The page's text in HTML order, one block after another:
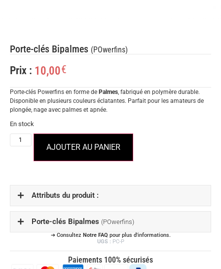
Porte-clés Bipalmes (POwerfins)
Prix : 10,00€
Porte-clés Powerfins en forme de Palmes , fabriqué en polymère durable.
Disponible en plusieurs couleurs éclatantes. Parfait pour les amateurs de
plongée, nage avec palmes et apnée.
En stock
AJOUTER AU PANIER
Attributs du produit :
Porte-clés Bipalmes (POwerfins)
➔ Consultez Notre FAQ pour plus d'informations.
UGS : PC-P
Paiements 100% sécurisés